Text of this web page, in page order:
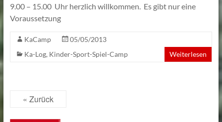
9.00 – 15.00 Uhr herzlich willkommen. Es gibt nur eine
Voraussetzung
KaCamp
05/05/2013
Ka-Log, Kinder-Sport-Spiel-Camp Weiterlesen
« Zurück